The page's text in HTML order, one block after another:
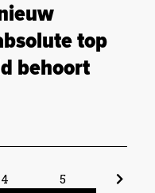
top
behoort
4 5